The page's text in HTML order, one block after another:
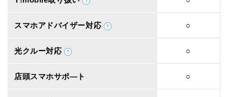
スマホアドバイザー対応 ○
光クルー対応 ○
店頭スマホサポ―ト ○